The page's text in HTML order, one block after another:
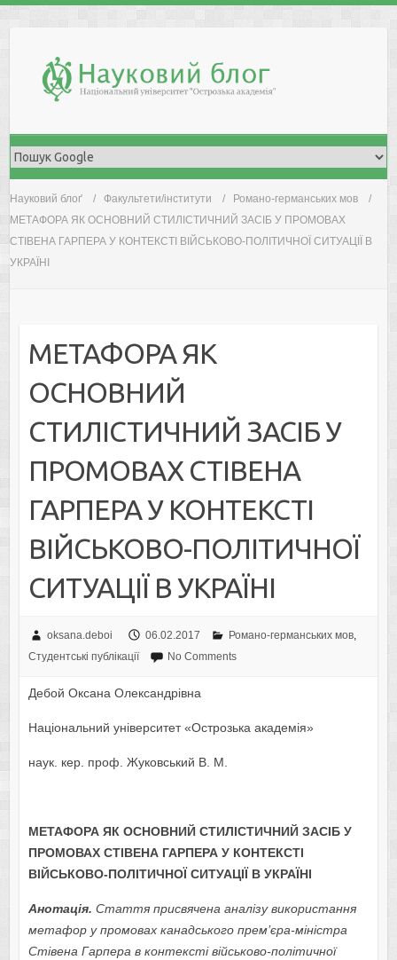
Науковий блоґ Факультети/інститути
Романо-германських мов
МЕТАФОРА ЯК ОСНОВНИЙ СТИЛІСТИЧНИЙ ЗАСІБ У ПРОМОВАХ
СТІВЕНА ГАРПЕРА У КОНТЕКСТІ ВІЙСЬКОВО-ПОЛІТИЧНОЇ СИТУАЦІЇ В
УКРАЇНІ
МЕТАФОРА ЯК
ОСНОВНИЙ
СТИЛІСТИЧНИЙ ЗАСІБ У
ПРОМОВАХ СТІВЕНА
ГАРПЕРА У КОНТЕКСТІ
ВІЙСЬКОВО-ПОЛІТИЧНОЇ
СИТУАЦІЇ В УКРАЇНІ
oksana.deboi 06.02.2017 Романо-германських мов,
Студентські публікації
No Comments
Дебой Оксана Олександрівна
Національний університет «Острозька академія»
наук. кер. проф. Жуковський В. М.
МЕТАФОРА ЯК ОСНОВНИЙ СТИЛІСТИЧНИЙ ЗАСІБ У
ПРОМОВАХ СТІВЕНА ГАРПЕРА У КОНТЕКСТІ
ВІЙСЬКОВО-ПОЛІТИЧНОЇ СИТУАЦІЇ В УКРАЇНІ
Анотація. Стаття присвячена аналізу використання
метафор у промовах канадського прем’єра-міністра
Стівена Гарпера в контексті військово-політичної